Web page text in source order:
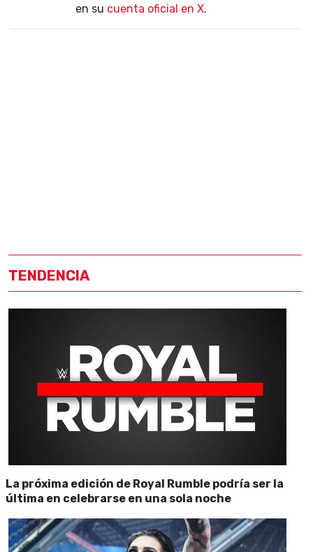
en su cuenta oficial en X.
TENDENCIA
La próxima edición de Royal Rumble podría ser la
última en celebrarse en una sola noche